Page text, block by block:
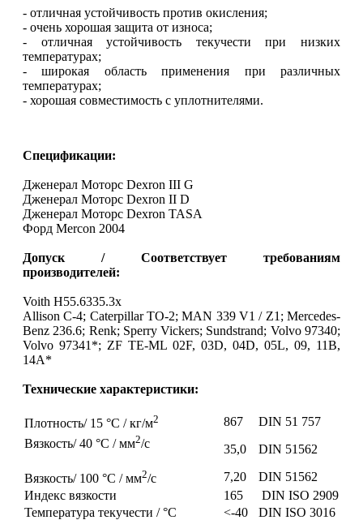
- отличная устойчивость против окисления;
- очень хорошая защита от износа;
- отличная устойчивость текучести при низких
температурах;
- широкая область применения при различных
температурах;
- хорошая совместимость с уплотнителями.
Спецификации:
Дженерал Моторс Dexron III G
Дженерал Моторс Dexron II D
Дженерал Моторс Dexron TASA
Форд Mercon 2004
Допуск / Соответствует требованиям
производителей:
Voith H55.6335.3x
Allison C-4; Caterpillar TO-2; MAN 339 V1 / Z1; Mercedes-
Benz 236.6; Renk; Sperry Vickers; Sundstrand; Volvo 97340;
Volvo 97341*; ZF TE-ML 02F, 03D, 04D, 05L, 09, 11B,
14A*
Технические характеристики:
Плотность/ 15 °C / кг/м2 867
DIN 51 757
Вязкость/ 40 °C / мм2/с 35,0 DIN 51562
Вязкость/ 100 °C / мм2/с 7,20
DIN 51562
Индекс вязкости
165
DIN ISO 2909
Температура текучести / °C
<-40
DIN ISO 3016